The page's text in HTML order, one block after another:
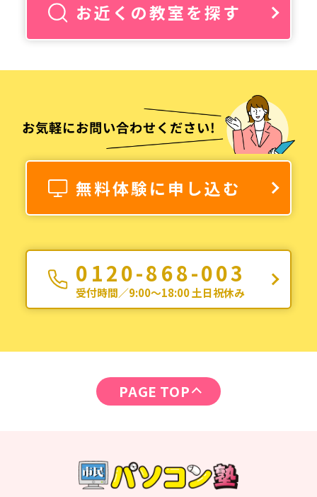
お近くの教室を探す
無料体験に申し込む
0120-868-003
受付時間／9:00〜18:00 土日祝休み
PAGE TOP